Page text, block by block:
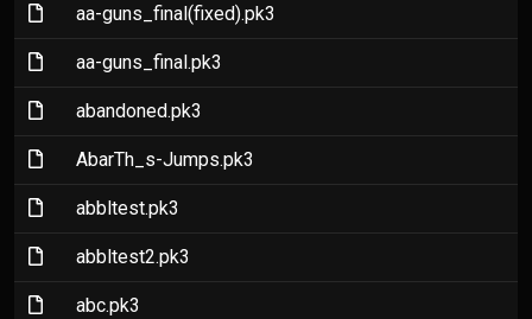
(File)aa-guns_final(fixed).pk3
(File)aa-guns_final.pk3
(File)abandoned.pk3
(File)AbarTh_s-Jumps.pk3
(File)abbltest.pk3
(File)abbltest2.pk3
(File)abc.pk3